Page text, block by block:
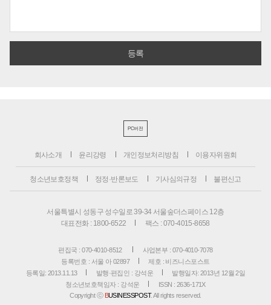
PC버전
회사소개 윤리강령 개인정보처리방침 이용자위원회
청소년보호정책 정정·반론보도 기사심의규정 불편신고
서울특별시 성동구 성수일로 39-34 서울숲더스페이스 12층
대표전화 : 1800-6522
팩스 : 070-4015-8658
편집국 : 070-4010-8512
사업본부 : 070-4010-7078
등록번호 : 서울 아 02897
제호 : 비즈니스포스트
등록일: 2013.11.13
발행·편집인 : 강석운
발행일자: 2013년 12월 2일
청소년보호책임자 : 강석운
ISSN : 2636-171X
Copyright ⓒ BUSINESSPOST. All rights reserved.